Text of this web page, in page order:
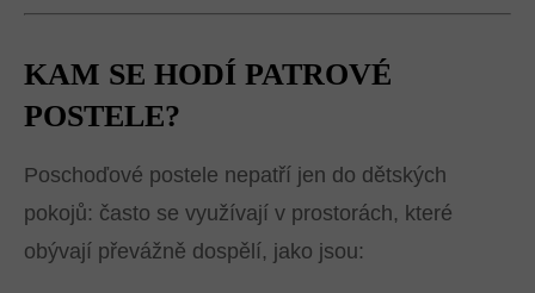
KAM SE HODÍ PATROVÉ
POSTELE?
Poschoďové postele nepatří jen do dětských
pokojů: často se využívají v prostorách, které
obývají převážně dospělí, jako jsou: